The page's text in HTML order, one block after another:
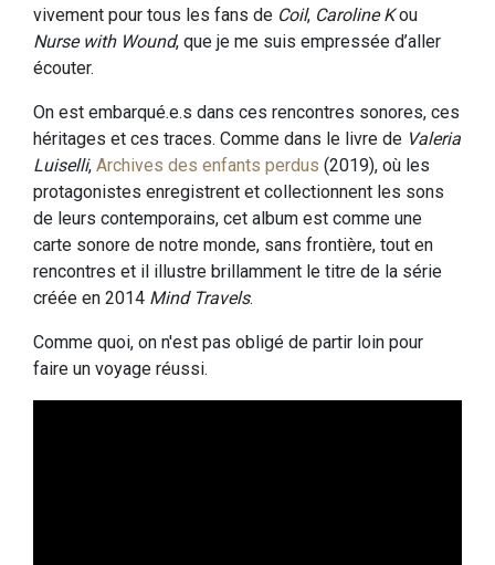
vivement pour tous les fans de Coil, Caroline Kou
Nurse with Wound, que je me suis empressée d’aller
écouter.
On est embarqué.e.s dans ces rencontres sonores, ces
héritages et ces traces. Comme dans le livre de Valeria
Luiselli, Archives des enfants perdus (2019), où les
protagonistes enregistrent et collectionnent les sons
de leurs contemporains, cet album est comme une
carte sonore de notre monde, sans frontière, tout en
rencontres et il illustre brillamment le titre de la série
créée en 2014 Mind Travels.
Comme quoi, on n'est pas obligé de partir loin pour
faire un voyage réussi.